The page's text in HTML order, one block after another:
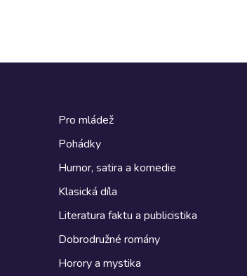
Pro mládež
Pohádky
Humor, satira a komedie
Klasická díla
Literatura faktu a publicistika
Dobrodružné romány
Horory a mystika